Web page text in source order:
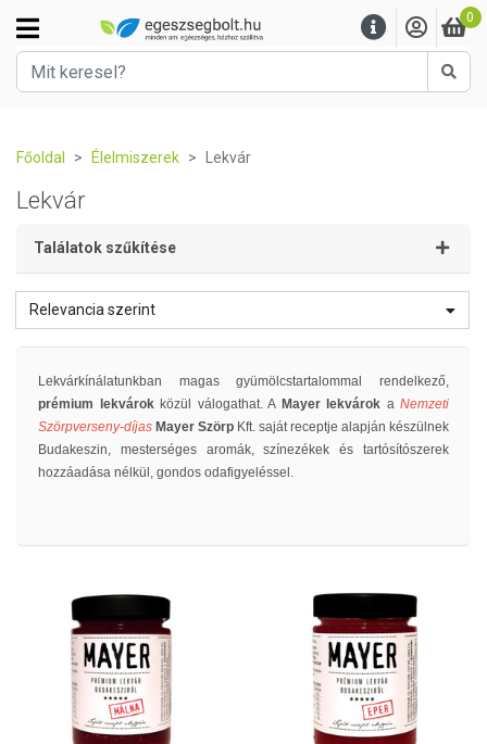
0
Főoldal Élelmiszerek Lekvár
Lekvár
Találatok szűkítése
Relevancia szerint
Lekvárkínálatunkban magas gyümölcstartalommal rendelkező,
prémium lekvárok közül válogathat. A Mayer lekvárok a Nemzeti
Szörpverseny-díjas Mayer Szörp Kft. saját receptje alapján készülnek
Budakeszin, mesterséges aromák, színezékek és tartósítószerek
hozzáadása nélkül, gondos odafigyeléssel.